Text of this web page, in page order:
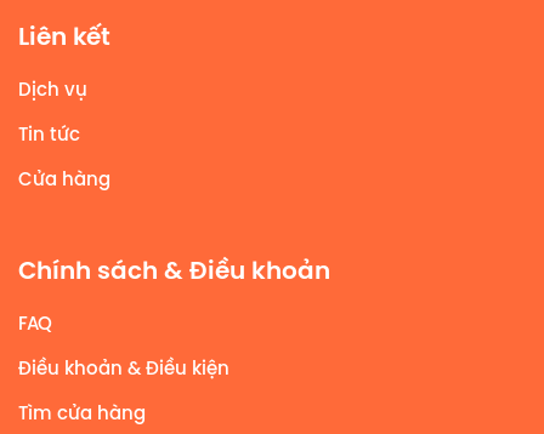
Liên kết
Dịch vụ
Tin tức
Cửa hàng
Chính sách & Điều khoản
FAQ
Điều khoản & Điều kiện
Tìm cửa hàng